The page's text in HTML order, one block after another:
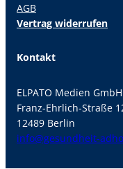
AGB
Vertrag widerrufen
Kontakt
ELPATO Medien GmbH
Franz-Ehrlich-Straße
12489 Berlin
info@gesundheit-